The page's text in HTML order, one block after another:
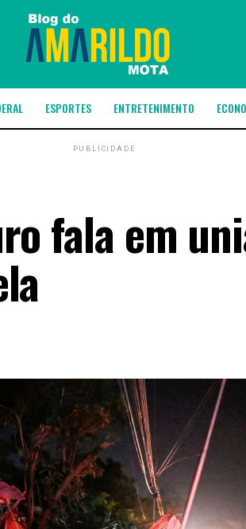
ESPORTES ENTRETENIMENTO
PUBLICIDADE
fala em